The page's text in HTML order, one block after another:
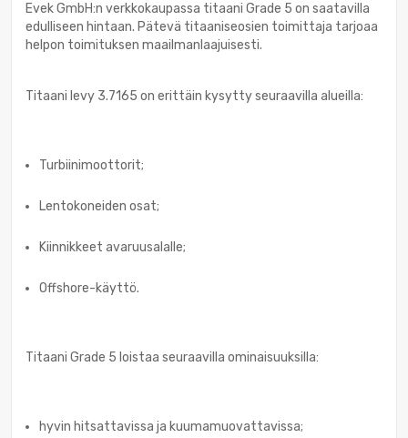
Evek GmbH:n verkkokaupassa titaani Grade 5 on saatavilla
edulliseen hintaan. Pätevä titaaniseosien toimittaja tarjoaa
helpon toimituksen maailmanlaajuisesti.
Titaani levy 3.7165 on erittäin kysytty seuraavilla alueilla:
Turbiinimoottorit;
Lentokoneiden osat;
Kiinnikkeet avaruusalalle;
Offshore-käyttö.
Titaani Grade 5 loistaa seuraavilla ominaisuuksilla:
hyvin hitsattavissa ja kuumamuovattavissa;